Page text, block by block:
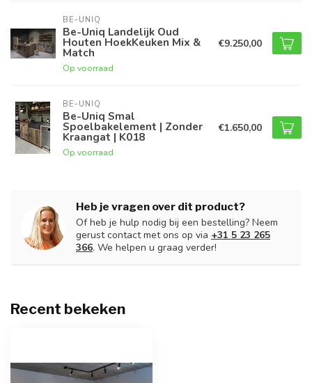
BE-UNIQ
Be-Uniq Landelijk Oud
Houten HoekKeuken Mix &
Match
Op voorraad
€9.250,00
BE-UNIQ
Be-Uniq Smal
Spoelbakelement | Zonder
Kraangat | K018
Op voorraad
€1.650,00
Heb je vragen over dit product?
Of heb je hulp nodig bij een bestelling? Neem
gerust contact met ons op via +31 5 23 265
366. We helpen u graag verder!
Recent bekeken